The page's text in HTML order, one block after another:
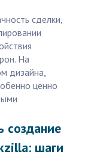
сделки,
На
дизайна,
ценно
создание
шаги